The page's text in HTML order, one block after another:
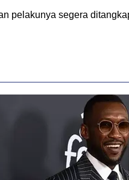
pelakunya segera